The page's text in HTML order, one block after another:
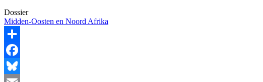
Dossier
Midden-Oosten en Noord Afrika
Share
Facebook